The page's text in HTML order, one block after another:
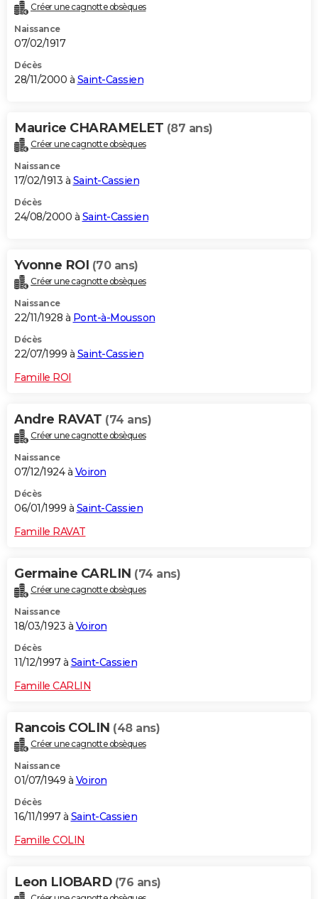
Créer une cagnotte obsèques
Naissance
07/02/1917
Décès
28/11/2000 à Saint-Cassien
Maurice CHARAMELET (87 ans)
Créer une cagnotte obsèques
Naissance
17/02/1913 à Saint-Cassien
Décès
24/08/2000 à Saint-Cassien
Yvonne ROI (70 ans)
Créer une cagnotte obsèques
Naissance
22/11/1928 à Pont-à-Mousson
Décès
22/07/1999 à Saint-Cassien
Famille ROI
Andre RAVAT (74 ans)
Créer une cagnotte obsèques
Naissance
07/12/1924 à Voiron
Décès
06/01/1999 à Saint-Cassien
Famille RAVAT
Germaine CARLIN (74 ans)
Créer une cagnotte obsèques
Naissance
18/03/1923 à Voiron
Décès
11/12/1997 à Saint-Cassien
Famille CARLIN
Rancois COLIN (48 ans)
Créer une cagnotte obsèques
Naissance
01/07/1949 à Voiron
Décès
16/11/1997 à Saint-Cassien
Famille COLIN
Leon LIOBARD (76 ans)